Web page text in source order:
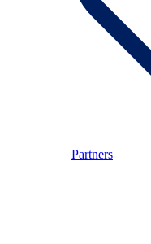
Partners